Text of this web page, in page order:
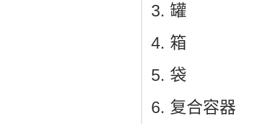
3. 罐
4. 箱
5. 袋
6. 复合容器